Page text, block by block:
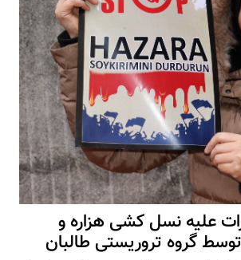
علیه نسل کشی هزاره و
گروه تروریستی طالبان